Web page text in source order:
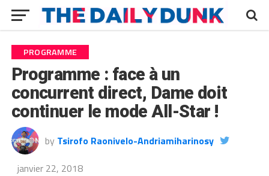
PROGRAMME
Programme : face à un
concurrent direct, Dame doit
continuer le mode All-Star !
by Tsirofo Raonivelo-Andriamiharinosy
janvier 22, 2018